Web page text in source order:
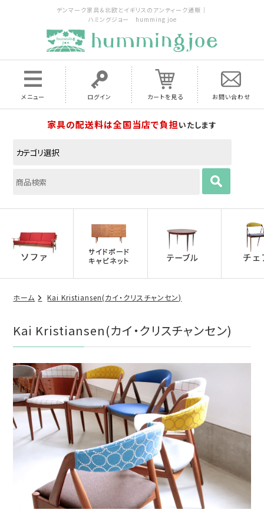
デンマーク家具＆北欧とイギリスのアンティーク通販｜
ハミングジョー humming joe
メニュー ログイン カートを見る お問い合わせ
家具の配送料は全国当店で負担いたします
ホーム Kai Kristiansen(カイ・クリスチャンセン)
Kai Kristiansen(カイ・クリスチャンセン)